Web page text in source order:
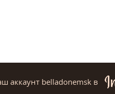
аккаунт belladonemsk в